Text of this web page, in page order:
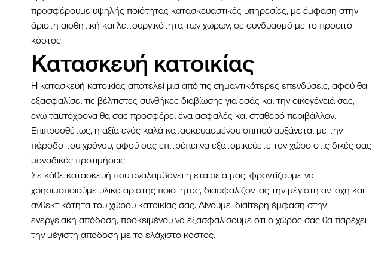
προσφέρουμε υψηλής ποιότητας κατασκευαστικές υπηρεσίες, με έμφαση στην
άριστη αισθητική και λειτουργικότητα των χώρων, σε συνδυασμό με το προσιτό
κόστος.
Κατασκευή κατοικίας
Η κατασκευή κατοικίας αποτελεί μια από τις σημαντικότερες επενδύσεις, αφού θα
εξασφαλίσει τις βέλτιστες συνθήκες διαβίωσης για εσάς και την οικογένειά σας,
ενώ ταυτόχρονα θα σας προσφέρει ένα ασφαλές και σταθερό περιβάλλον.
Επιπροσθέτως, η αξία ενός καλά κατασκευασμένου σπιτιού αυξάνεται με την
πάροδο του χρόνου, αφού σας επιτρέπει να εξατομικεύετε τον χώρο στις δικές σας
μοναδικές προτιμήσεις.
Σε κάθε κατασκευή που αναλαμβάνει η εταιρεία μας, φροντίζουμε να
χρησιμοποιούμε υλικά άριστης ποιότητας, διασφαλίζοντας την μέγιστη αντοχή και
ανθεκτικότητα του χώρου κατοικίας σας. Δίνουμε ιδιαίτερη έμφαση στην
ενεργειακή απόδοση, προκειμένου να εξασφαλίσουμε ότι ο χώρος σας θα παρέχει
την μέγιστη απόδοση με το ελάχιστο κόστος.